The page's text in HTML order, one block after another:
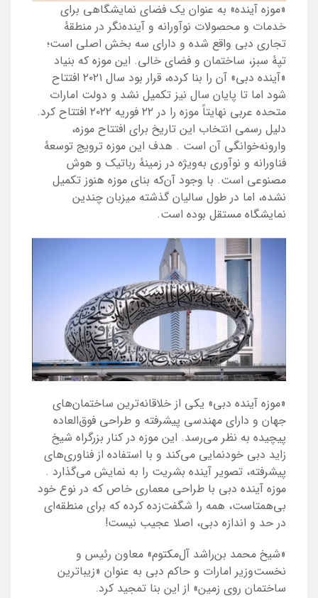
«موزه آینده» به عنوان یک فضای نمایشگاهی برای
خدمات و محصولات نوآورانه و آینده‌نگر در منطقهٔ
تجاری دبی واقع شده و دارای سه بخش اصلی است؛
تپهٔ سبز، ساختمان و فضای خالی. این موزه که بنیاد
«آینده دبی» آن را بنا کرده، قرار بود سال ۲۰۲۱ افتتاح
شود اما تا پایان سال نیز تکمیل نشد و دولت امارات
متحده عربی نهایتاً موزه را در ۲۲ فوریه ۲۰۲۲ افتتاح کرد.
دلیل رسمی انتخاب این تاریخ برای افتتاح موزه،
وارونه‌خوانگی آن است . هدف این موزه ترویج توسعهٔ
فناورانه و نوآوری به‌ویژه در زمینهٔ رباتیک و هوش
مصنوعی است. با وجود آن‌که بنای موزه هنوز تکمیل
نشده، اما در طول سالیان گذشته میزبان چندین
نمایشگاه مستقل بوده‌ است.
«موزه آینده دبی» یکی از خلاقانه‌ترین ساختمان‌های
جهان و دارای مهندسی پیشرفته و طراحی فوق‌العاده
پیچیده به نظر می‌رسد. این موزه در کنار بزرگراه شیخ
زاید دبی خودنمایی می‌کند و با استفاده از فناوری‌های
پیشرفته، تصویر آینده بشریت را به نمایش می‌گذارد .
موزه آینده دبی با طراحی معماری خاص که در نوع خود
بی‌همتاست، همه را شگفت‌زده کرده که برای منطقه‌ای
در حد و اندازه دبی، اصلا عجیب نیست!
«شیخ محمد بن‌راشد آل‌مکتوم» معاون رئیس و
نخست‌وزیر امارات و حاکم دبی به عنوان «زیباترین
ساختمان روی زمین» از این بنا تمجید کرد.